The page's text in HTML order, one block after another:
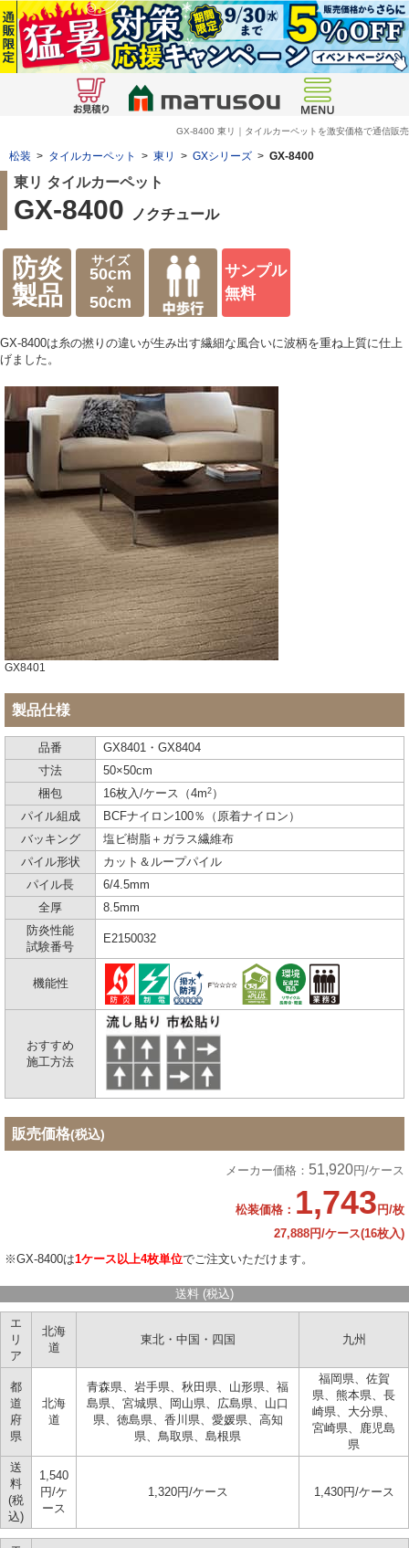
GX-8400 東リ｜タイルカーペットを激安価格で通信販売
松装 > タイルカーペット > 東リ > GXシリーズ > GX-8400
東リ タイルカーペット
GX-8400 ノクチュール
防炎
製品
サイズ
50cm
×
50cm
サンプル
無料
GX-8400は糸の撚りの違いが生み出す繊細な風合いに波柄を重ね上質に仕上
げました。
GX8401
製品仕様
品番
GX8401・GX8404
寸法
50×50cm
梱包
16枚入/ケース（4m2 ）
パイル組成
BCFナイロン100％（原着ナイロン）
バッキング
塩ビ樹脂＋ガラス繊維布
パイル形状
カット＆ループパイル
パイル長
6/4.5mm
全厚
8.5mm
防炎性能
試験番号
E2150032
機能性
おすすめ
施工方法
販売価格(税込)
メーカー価格： 51,920円/ケース
松装価格： 1,743 円/枚
27,888円/ケース(16枚入)
※GX-8400は1ケース以上4枚単位でご注文いただけます。
送料 (税込)
エ
リ
ア
北海
道
東北・中国・四国 九州
都
道
府
県
北海
道
青森県、岩手県、秋田県、山形県、福
島県、宮城県、岡山県、広島県、山口
県、徳島県、香川県、愛媛県、高知
県、鳥取県、島根県
福岡県、佐賀
県、熊本県、長
崎県、大分県、
宮崎県、鹿児島
県
送
料
(税
込)
1,540
円/ケ
ース
1,320円/ケース 1,430円/ケース